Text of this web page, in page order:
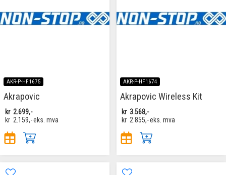
AKR-P-HF1675
Akrapovic
kr 2.699,-
kr 2.159,-eks. mva
AKR-P-HF1674
Akrapovic Wireless Kit
kr 3.568,-
kr 2.855,-eks. mva